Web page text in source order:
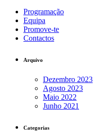
Programação
Equipa
Promove-te
Contactos
Arquivo
Dezembro 2023
Agosto 2023
Maio 2022
Junho 2021
Categorias